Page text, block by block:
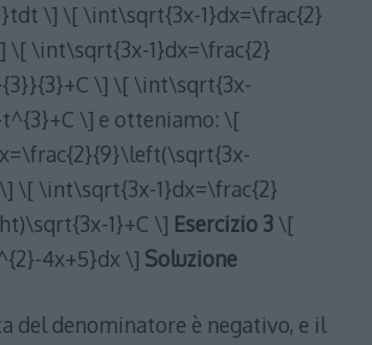
\] \[ \int\sqrt{3x-1}dx=\frac{2}
\int\sqrt{3x-1}dx=\frac{2}
\] \[ \int\sqrt{3x-
\] e otteniamo: \[
\[ \int\sqrt{3x-1}dx=\frac{2}
1}+C \] Esercizio 3\[
4x+5}dx \] Soluzione
del denominatore è negativo, e il